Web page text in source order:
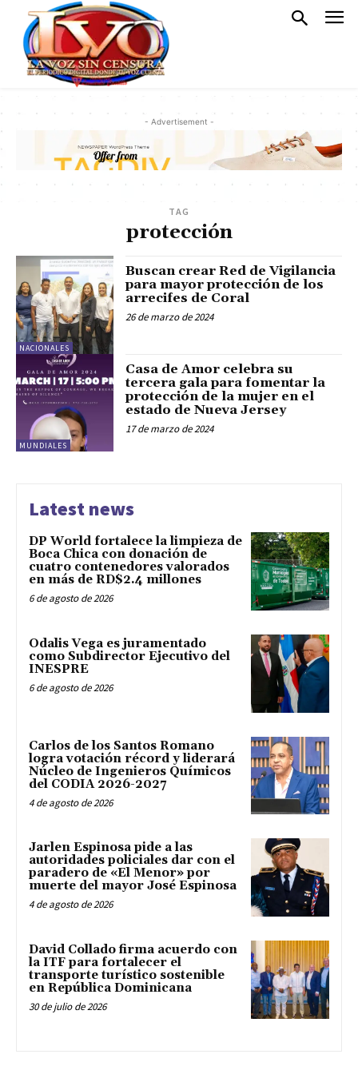
- Advertisement -
TAG
protección
NACIONALES
Buscan crear Red de Vigilancia
para mayor protección de los
arrecifes de Coral
26 de marzo de 2024
MUNDIALES
Casa de Amor celebra su
tercera gala para fomentar la
protección de la mujer en el
estado de Nueva Jersey
17 de marzo de 2024
Latest news
DP World fortalece la limpieza de
Boca Chica con donación de
cuatro contenedores valorados
en más de RD$2.4 millones
6 de agosto de 2026
Odalis Vega es juramentado
como Subdirector Ejecutivo del
INESPRE
6 de agosto de 2026
Carlos de los Santos Romano
logra votación récord y liderará
Núcleo de Ingenieros Químicos
del CODIA 2026-2027
4 de agosto de 2026
Jarlen Espinosa pide a las
autoridades policiales dar con el
paradero de «El Menor» por
muerte del mayor José Espinosa
4 de agosto de 2026
David Collado firma acuerdo con
la ITF para fortalecer el
transporte turístico sostenible
en República Dominicana
30 de julio de 2026